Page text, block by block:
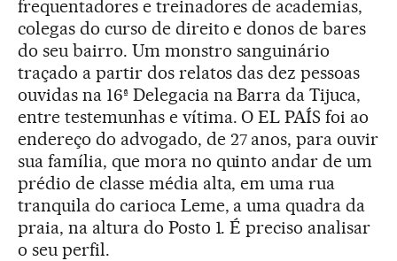
frequentadores e treinadores de academias,
colegas do curso de direito e donos de bares
do seu bairro. Um monstro sanguinário
traçado a partir dos relatos das dez pessoas
ouvidas na 16ª Delegacia na Barra da Tijuca,
entre testemunhas e vítima. O EL PAÍS foi ao
endereço do advogado, de 27 anos, para ouvir
sua família, que mora no quinto andar de um
prédio de classe média alta, em uma rua
tranquila do carioca Leme, a uma quadra da
praia, na altura do Posto 1. É preciso analisar
o seu perfil.